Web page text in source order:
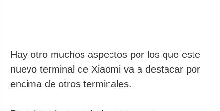
Hay otro muchos aspectos por los que este
nuevo terminal de Xiaomi va a destacar por
encima de otros terminales.